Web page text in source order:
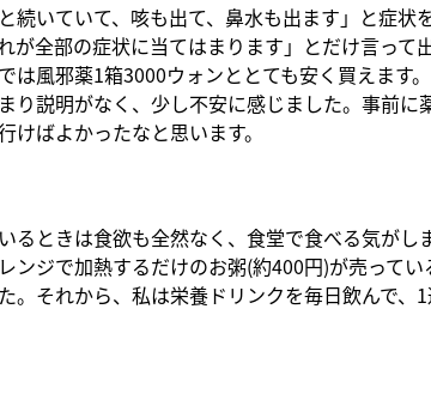
と続いていて、咳も出て、鼻水も出ます」と症
が全部の症状に当てはまります」とだけ言って
は風邪薬1箱3000ウォンととても安く買えます
り説明がなく、少し不安に感じました。事前に
けばよかったなと思います。
るときは食欲も全然なく、食堂で食べる気がし
ンジで加熱するだけのお粥(約400円)が売って
。それから、私は栄養ドリンクを毎日飲んで、